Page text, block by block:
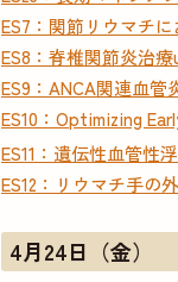
ES7：関節リウマチ
ES8：脊椎関節炎治
ES9：ANCA関連血管
ES10：Optimizing
ES11：遺伝性血管
ES12：リウマチ手の
4月24日（金）